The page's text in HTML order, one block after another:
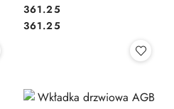
Cena:
361.25
Cena:
361.25